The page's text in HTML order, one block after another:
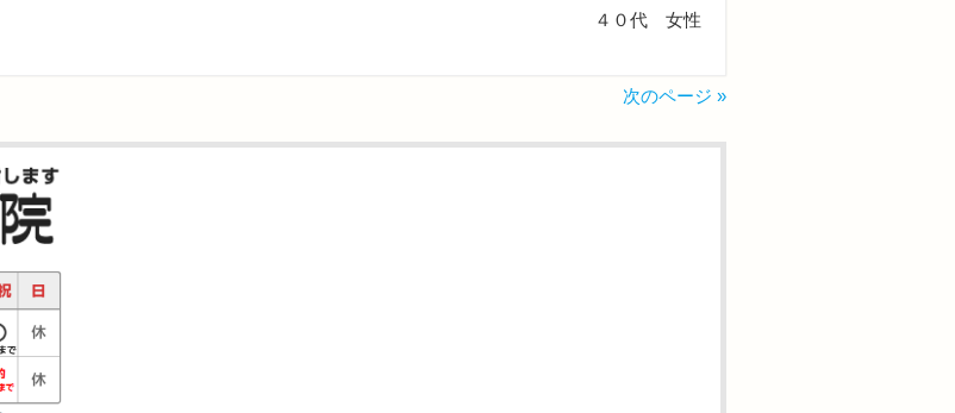
４０代 女性
次のページ »